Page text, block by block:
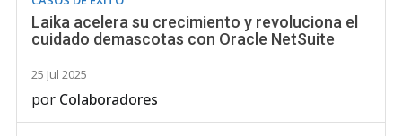
Laika acelera su crecimiento y revoluciona el
cuidado demascotas con Oracle NetSuite
25 Jul 2025
por Colaboradores